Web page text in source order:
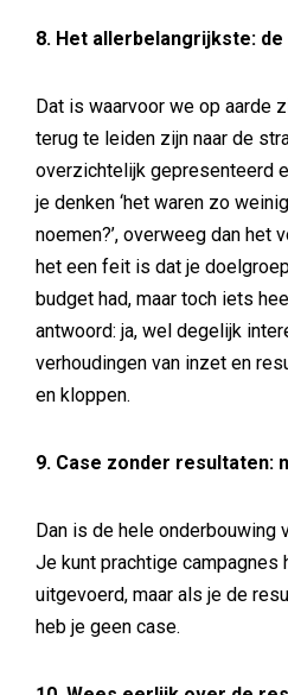
8. Het allerbelangrijkste:
Dat is waarvoor we op aarde
terug te leiden zijn naar de
overzichtelijk gepresenteerd
je denken ‘het waren zo
noemen?’, overweeg dan het
het een feit is dat je
budget had, maar toch iets
antwoord: ja, wel degelijk
verhoudingen van inzet en
en kloppen.
9. Case zonder resultaten:
Dan is de hele onderbouwing
Je kunt prachtige campagnes
uitgevoerd, maar als je de
heb je geen case.